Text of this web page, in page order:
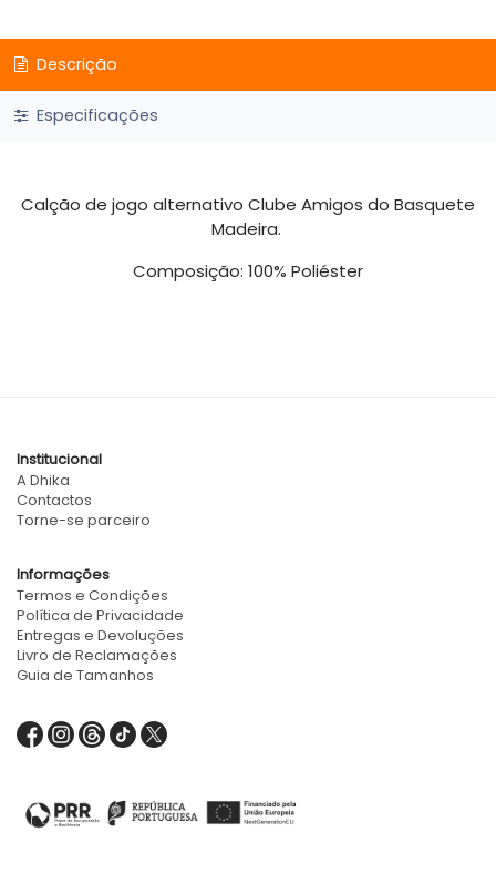
Descrição
Especificações
Calção de jogo alternativo Clube Amigos do Basquete
Madeira.
Composição: 100% Poliéster
Institucional
A Dhika
Contactos
Torne-se parceiro
Informações
Termos e Condições
Política de Privacidade
Entregas e Devoluções
Livro de Reclamações
Guia de Tamanhos